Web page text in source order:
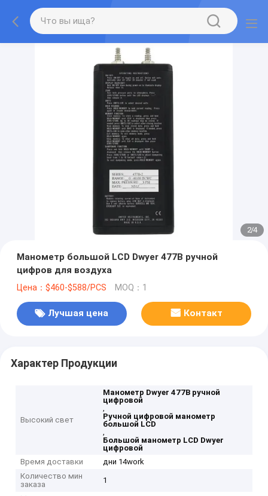
2/4
Манометр большой LCD Dwyer 477B ручной
цифров для воздуха
Цена：$460-$588/PCS MOQ：1
Лучшая цена Контакт
Характер Продукции
Высокий свет
Манометр Dwyer 477B ручной
цифровой
,
Ручной цифровой манометр
большой LCD
,
Большой манометр LCD Dwyer
цифровой
Время доставки
дни 14work
Количество мин
заказа
1